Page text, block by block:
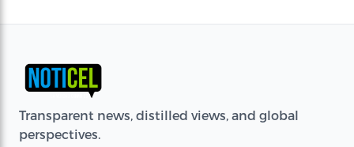
Transparent news, distilled views, and global
perspectives.